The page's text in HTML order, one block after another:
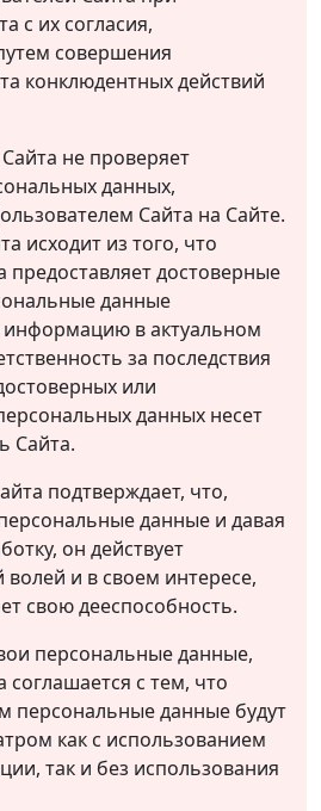
с их согласия,
совершения
конклюдентных действий
не проверяет
данных,
Сайта на Сайте.
исходит из того, что
предоставляет достоверные
данные
информацию в актуальном
за последствия
или
данных несет
Сайта.
подтверждает, что,
данные и давая
он действует
и в своем интересе,
свою дееспособность.
персональные данные,
соглашается с тем, что
персональные данные будут
как с использованием
так и без использования